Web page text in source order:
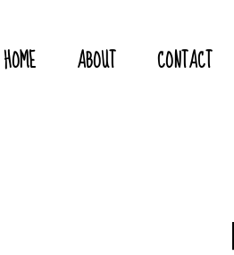
HOME ABOUT CONTACT